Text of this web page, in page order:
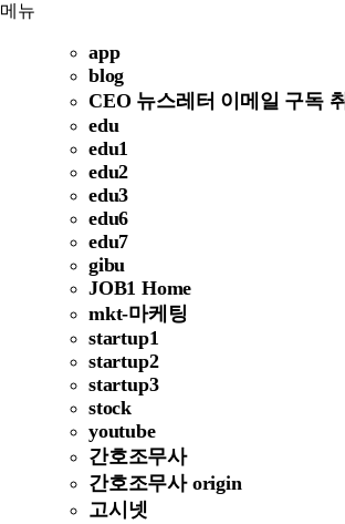
메뉴
app
blog
CEO 뉴스레터 이메일 구독
edu
edu1
edu2
edu3
edu6
edu7
gibu
JOB1 Home
mkt-마케팅
startup1
startup2
startup3
stock
youtube
간호조무사
간호조무사 origin
고시넷